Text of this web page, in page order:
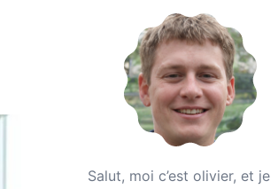
Salut, moi c’est olivier, et je